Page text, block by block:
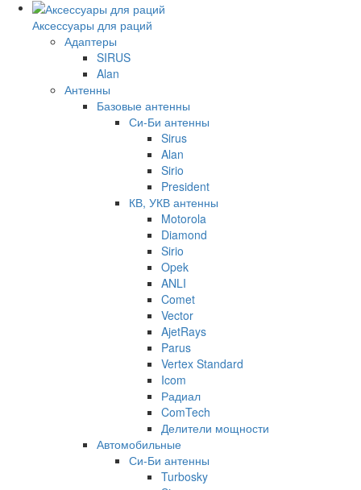
Аксессуары для раций
Адаптеры
SIRUS
Alan
Антенны
Базовые антенны
Си-Би антенны
Sirus
Alan
Sirio
President
КВ, УКВ антенны
Motorola
Diamond
Sirio
Opek
ANLI
Comet
Vector
AjetRays
Parus
Vertex Standard
Icom
Радиал
ComTech
Делители мощности
Автомобильные
Си-Би антенны
Turbosky